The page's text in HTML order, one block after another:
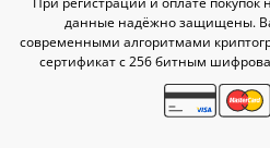
данные надёжно защищены.
современными алгоритмами
сертификат c 256 битным